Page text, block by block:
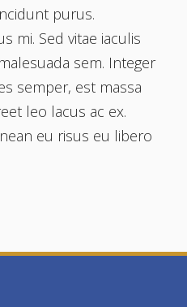
purus.
mi. Sed vitae iaculis
sem. Integer
semper, est massa
leo lacus ac ex.
eu risus eu libero